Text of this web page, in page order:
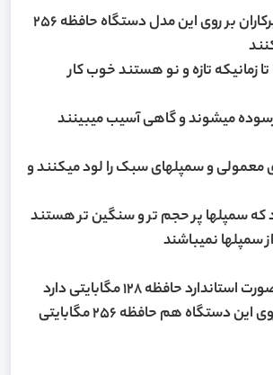
ولی بسیاری از تعمیرکاران بر روی این مدل دستگاه حافظه 256
زمانیکه تازه و نو هستند خوب کار
میشوند و گاهی آسیب میبینند
و سمپلهای سبک را لود میکنند و
که سمپلها پر حجم تر و سنگین تر هستند
سمپلها نمیباشند
مدل korg pa2x بصورت استاندارد حافظه 128 مگابایتی دارد
ولی تعمیرکاران بر روی این دستگاه هم حافظه 256 مگابایتی